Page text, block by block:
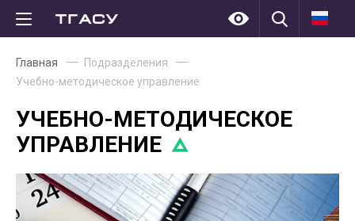
Главная
Подразделения
Учебно-методическое управление
УЧЕБНО-МЕТОДИЧЕСКОЕ
УПРАВЛЕНИЕ